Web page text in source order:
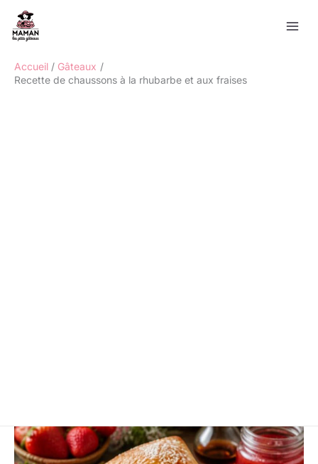
contenu
Accueil
Gâteaux
Recette de chaussons à la rhubarbe et aux fraises
Rechercher